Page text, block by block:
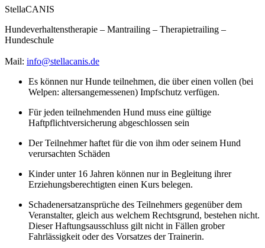
StellaCANIS
Hundeverhaltenstherapie – Mantrailing – Therapietrailing –
Hundeschule
Mail: info@stellacanis.de
Es können nur Hunde teilnehmen, die über einen vollen (bei
Welpen: altersangemessenen) Impfschutz verfügen.
Für jeden teilnehmenden Hund muss eine gültige
Haftpflichtversicherung abgeschlossen sein
Der Teilnehmer haftet für die von ihm oder seinem Hund
verursachten Schäden
Kinder unter 16 Jahren können nur in Begleitung ihrer
Erziehungsberechtigten einen Kurs belegen.
Schadenersatzansprüche des Teilnehmers gegenüber dem
Veranstalter, gleich aus welchem Rechtsgrund, bestehen nicht.
Dieser Haftungsausschluss gilt nicht in Fällen grober
Fahrlässigkeit oder des Vorsatzes der Trainerin.